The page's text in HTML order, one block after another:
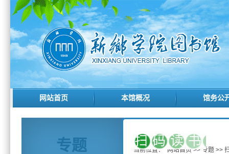
网站首页 本馆概况 馆务公
专题 当前位置： 网站首页 >> 专题 >>
扫码读书